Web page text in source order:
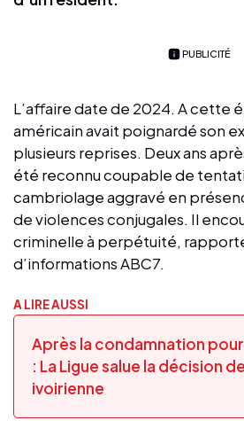
PUBLICITÉ
L’affaire date de 2024. A cette
américain avait poignardé son
plusieurs reprises. Deux ans
été reconnu coupable de
cambriolage aggravé en
de violences conjugales. Il
criminelle à perpétuité,
d’informations ABC7.
A LIRE AUSSI
Après la condamnation
: La Ligue salue la décision
ivoirienne